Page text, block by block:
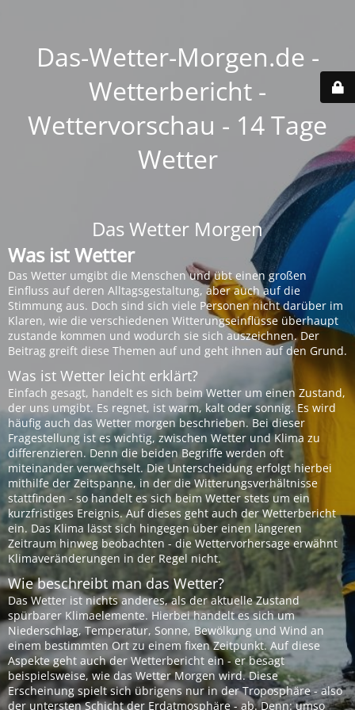
Das-Wetter-Morgen.de -
Wetterbericht -
Wettervorschau - 14 Tage
Wetter
Das Wetter Morgen
Was ist Wetter
Das Wetter umgibt die Menschen und übt einen großen
Einfluss auf deren Alltagsgestaltung, aber auch auf die
Stimmung aus. Doch sind sich viele Personen nicht darüber im
Klaren, wie die verschiedenen Witterungseinflüsse überhaupt
zustande kommen und wodurch sie sich auszeichnen. Der
Beitrag greift diese Themen auf und geht ihnen auf den Grund.
Was ist Wetter leicht erklärt?
Einfach gesagt, handelt es sich beim Wetter um einen Zustand,
der uns umgibt. Es regnet, ist warm, kalt oder sonnig. Es wird
häufig auch das Wetter morgen beschrieben. Bei dieser
Fragestellung ist es wichtig, zwischen Wetter und Klima zu
differenzieren. Denn die beiden Begriffe werden oft
miteinander verwechselt. Die Unterscheidung erfolgt hierbei
mithilfe der Zeitspanne, in der die Witterungsverhältnisse
stattfinden - so handelt es sich beim Wetter stets um ein
kurzfristiges Ereignis. Auf dieses geht auch der Wetterbericht
ein. Das Klima lässt sich hingegen über einen längeren
Zeitraum hinweg beobachten - die Wettervorhersage erwähnt
Klimaveränderungen in der Regel nicht.
Wie beschreibt man das Wetter?
Das Wetter ist nichts anderes, als der aktuelle Zustand
spürbarer Klimaelemente. Hierbei handelt es sich um
Niederschlag, Temperatur, Sonne, Bewölkung und Wind an
einem bestimmten Ort zu einem fixen Zeitpunkt. Auf diese
Aspekte geht auch der Wetterbericht ein - er besagt
beispielsweise, wie das Wetter Morgen wird. Diese
Erscheinung spielt sich übrigens nur in der Troposphäre - also
der untersten Schicht der Erdatmosphäre - ab. Denn: umso